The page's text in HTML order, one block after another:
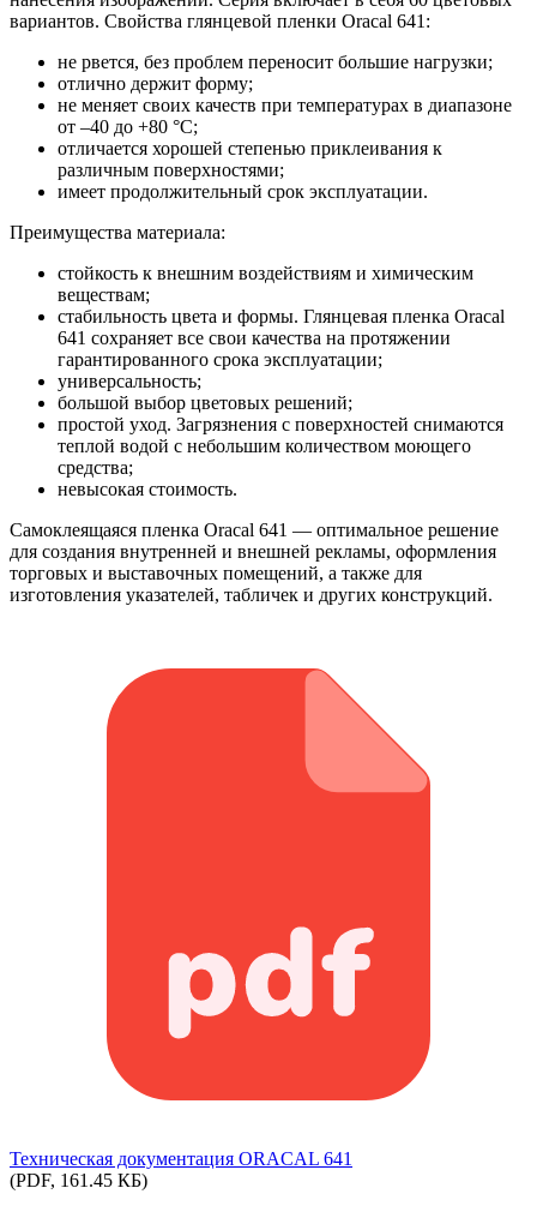
вариантов. Свойства глянцевой пленки Oracal 641:
не рвется, без проблем переносит большие нагрузки;
отлично держит форму;
не меняет своих качеств при температурах в диапазоне
от –40 до +80 °С;
отличается хорошей степенью приклеивания к
различным поверхностями;
имеет продолжительный срок эксплуатации.
Преимущества материала:
стойкость к внешним воздействиям и химическим
веществам;
стабильность цвета и формы. Глянцевая пленка Oracal
641 сохраняет все свои качества на протяжении
гарантированного срока эксплуатации;
универсальность;
большой выбор цветовых решений;
простой уход. Загрязнения с поверхностей снимаются
теплой водой с небольшим количеством моющего
средства;
невысокая стоимость.
Самоклеящаяся пленка Oracal 641 — оптимальное решение
для создания внутренней и внешней рекламы, оформления
торговых и выставочных помещений, а также для
изготовления указателей, табличек и других конструкций.
Техническая документация ORACAL 641
(PDF, 161.45 КБ)